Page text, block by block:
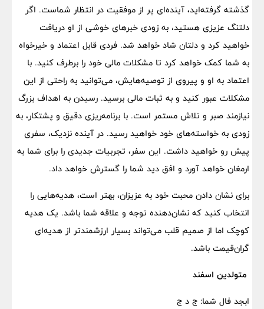
گذشته گرفته‌اید، آینده‌ای پر از موفقیت در انتظار شماست. اگر
دلتنگ عزیزی هستید، به زودی خبرهای خوشی از او دریافت
خواهید کرد و دلتان شاد خواهد شد. فردی قابل اعتماد و خیرخواه
به شما کمک خواهد کرد تا مشکلات مالی خود را برطرف کنید. با
اعتماد به او و پیروی از توصیه‌هایش، می‌توانید به راحتی از این
مشکلات عبور کنید و به ثبات مالی برسید. رسیدن به اهداف بزرگ
نیازمند صبر و تلاش مستمر است. با برنامه‌ریزی دقیق و پشتکار، به
زودی به خواسته‌های خود خواهید رسید. در آینده نزدیک، سفری
پیش رو خواهید داشت. این سفر، تجربیات جدیدی را برای شما به
ارمغان خواهد آورد و افق دید شما را گسترش خواهد داد.
برای نشان دادن محبت خود به عزیزان، بهتر است، هدیه‌هایی را
انتخاب کنید که نشان‌دهنده توجه و علاقه شما باشد. یک هدیه
کوچک اما از صمیم قلب می‌تواند بسیار ارزشمندتر از هدیه‌ای
گران‌قیمت باشد.
متولدین اسفند
ابجد فال شما: ج د ج